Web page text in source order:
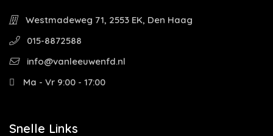
Westmadeweg 71, 2553 EK, Den Haag
015-8872588
info@vanleeuwenfd.nl
Ma - Vr 9:00 - 17:00
Snelle Links